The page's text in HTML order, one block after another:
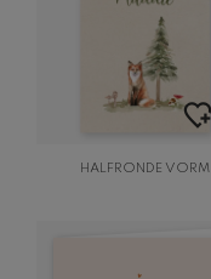
HALFRONDE VORM